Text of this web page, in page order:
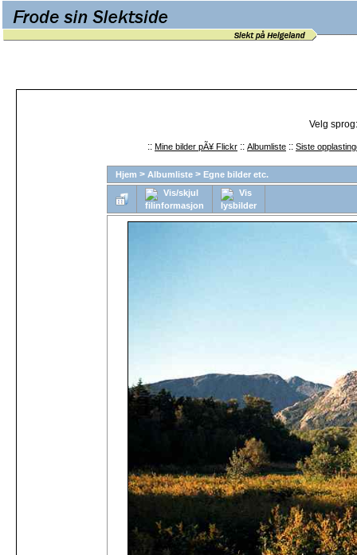
Velg
:: Mine bilder pÃ¥ Flickr :: Albumliste :: Siste
Hjem > Albumliste > Egne bilder etc.